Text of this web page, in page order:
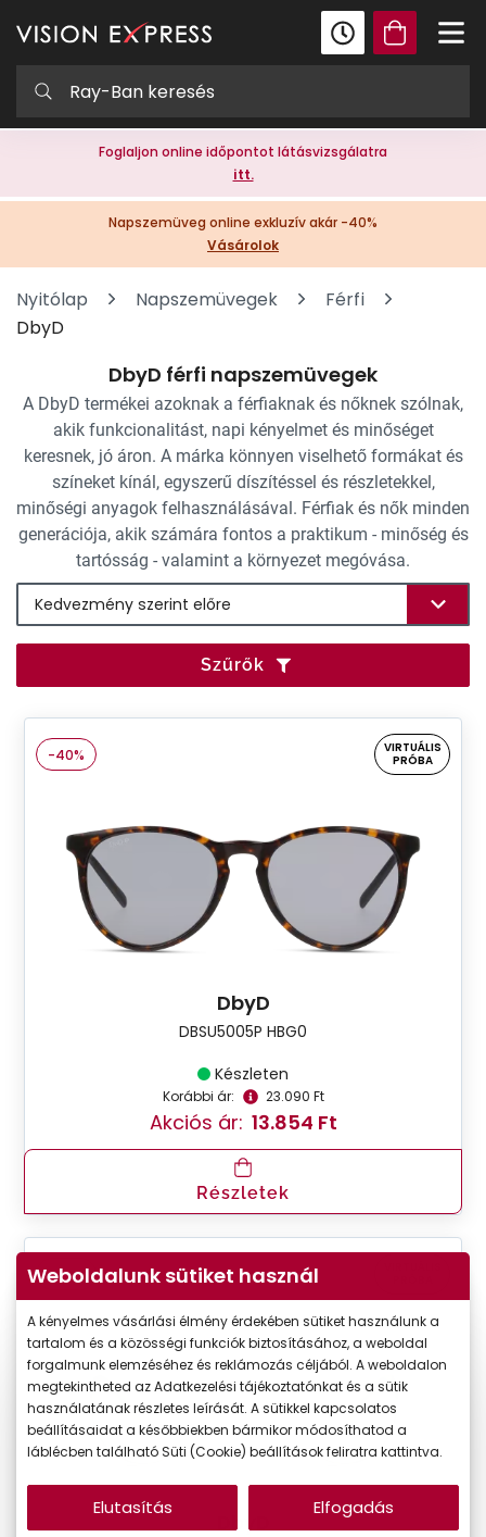
Foglaljon online időpontot látásvizsgálatra
itt.
Napszemüveg online exkluzív akár -40%
Vásárolok
Nyitólap Napszemüvegek
Férfi
DbyD
DbyD férfi napszemüvegek
A DbyD termékei azoknak a férfiaknak és nőknek szólnak,
akik funkcionalitást, napi kényelmet és minőséget
keresnek, jó áron. A márka könnyen viselhető formákat és
színeket kínál, egyszerű díszítéssel és részletekkel,
minőségi anyagok felhasználásával. Férfiak és nők minden
generációja, akik számára fontos a praktikum - minőség és
tartósság - valamint a környezet megóvása.
Szűrők
-40%
VIRTUÁLIS
PRÓBA
DbyD
DBSU5005P HBG0
Készleten
Korábbi ár: 23.090 Ft
Akciós ár: 13.854 Ft
Részletek
-40%
DbyD
Weboldalunk sütiket használ
A kényelmes vásárlási élmény érdekében sütiket használunk a
tartalom és a közösségi funkciók biztosításához, a weboldal
forgalmunk elemzéséhez és reklámozás céljából. A weboldalon
megtekintheted az Adatkezelési tájékoztatónkat és a sütik
használatának részletes leírását. A sütikkel kapcsolatos
beállításaidat a későbbiekben bármikor módosíthatod a
láblécben található Süti (Cookie) beállítások feliratra kattintva.
Elutasítás Elfogadás